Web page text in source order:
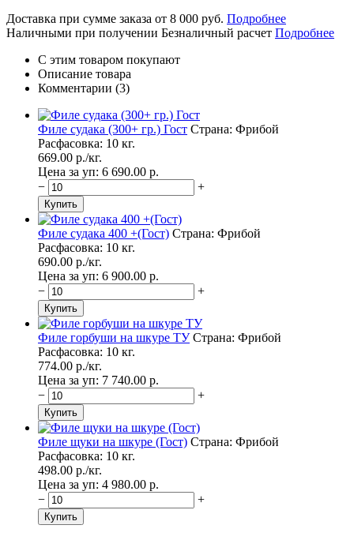
Доставка при сумме заказа от 8 000 руб. Подробнее
Наличными при получении Безналичный расчет Подробнее
С этим товаром покупают
Описание товара
Комментарии (3)
Филе судака (300+ гр.) Гост Страна: Фрибой
Расфасовка: 10 кг.
669.00 p./кг.
Цена за уп: 6 690.00 p.
−
+
Филе судака 400 +(Гост) Страна: Фрибой
Расфасовка: 10 кг.
690.00 p./кг.
Цена за уп: 6 900.00 p.
−
+
Филе горбуши на шкуре ТУ Страна: Фрибой
Расфасовка: 10 кг.
774.00 p./кг.
Цена за уп: 7 740.00 p.
−
+
Филе щуки на шкуре (Гост) Страна: Фрибой
Расфасовка: 10 кг.
498.00 p./кг.
Цена за уп: 4 980.00 p.
−
+